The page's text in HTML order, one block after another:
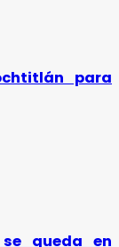
para
queda en